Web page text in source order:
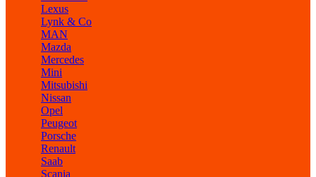
Lexus
Lynk & Co
MAN
Mazda
Mercedes
Mini
Mitsubishi
Nissan
Opel
Peugeot
Porsche
Renault
Saab
Scania